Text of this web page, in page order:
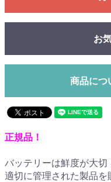
お
商品につ
正規品！
バッテリーは鮮度が大切
適切に管理された製品